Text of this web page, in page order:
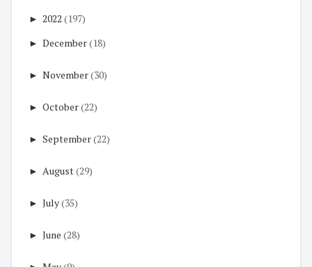
► 2022 (197)
► December(18)
► November(30)
► October(22)
► September(22)
► August(29)
► July(35)
► June (28)